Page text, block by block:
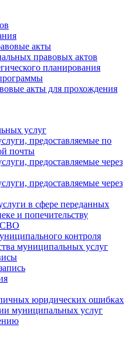
акты
правовых актов
планирования
акты для прохождения
услуг
предоставляемые по
почты
предоставляемые через
предоставляемые через
в сфере переданных
и попечительству
СВО
контроля
муниципальных услуг
юридических ошибках
муниципальных услуг